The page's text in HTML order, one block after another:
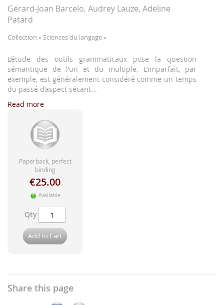
beginning
of
the
images
Gérard-Joan Barcelo, Audrey Lauze, Adeline
Patard
Collection « Sciences du langage »
L’étude des outils grammaticaux pose la question
sémantique de l’un et du multiple. L’imparfait, par
exemple, est généralement considéré comme un temps
du passé d’aspect sécant...
Read more
Paperback, perfect
binding
€25.00
Available
Qty
Add to Cart
Share this page